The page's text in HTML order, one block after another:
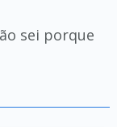
sei porque